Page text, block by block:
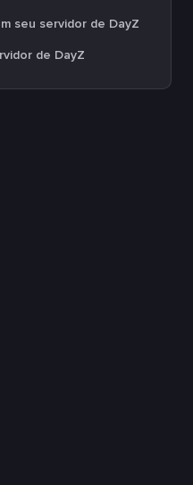
seu servidor de DayZ
de DayZ